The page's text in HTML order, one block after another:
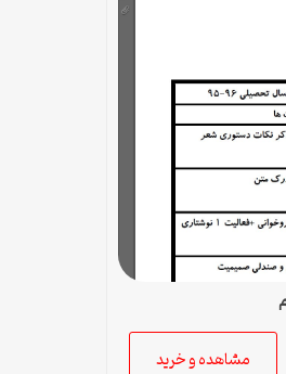
مشاهده و خرید